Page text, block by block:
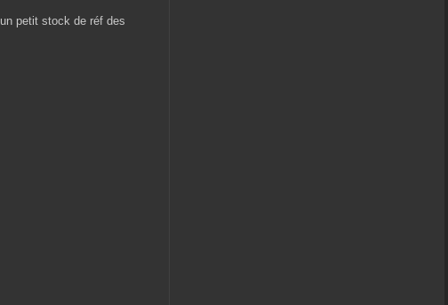
petit stock de réf des